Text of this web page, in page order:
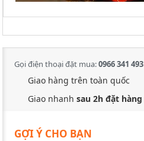
Gọi điện thoại đặt mua:0966 341 493
Giao hàng trên toàn quốc
Giao nhanh sau 2h đặt hàng
GỢI Ý CHO BẠN